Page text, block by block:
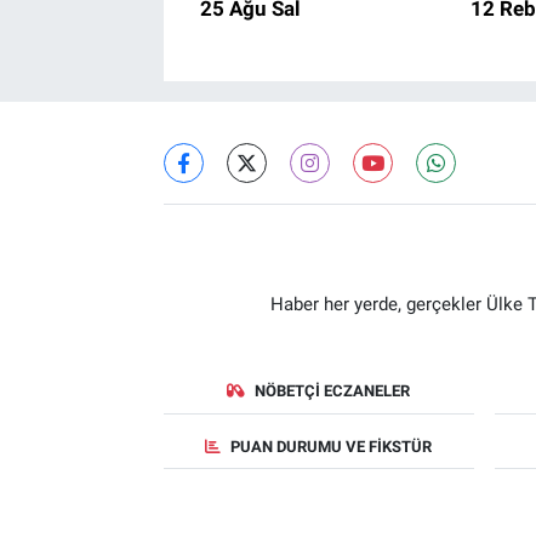
25 Ağu Sal
12
Haber her yerde, gerçekler Ülke
NÖBETÇI ECZANELER
PUAN DURUMU VE FIKSTÜR